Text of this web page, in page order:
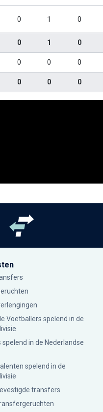
0 1 0
0 1 0
0 0 0
0 0 0
Voetballers spelend in de
in de Nederlandse
spelend in de
transfers